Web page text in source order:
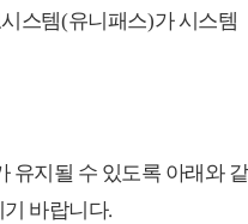
스템(유니패스)가 시스템
유지될 수 있도록 아래와 같
기 바랍니다.